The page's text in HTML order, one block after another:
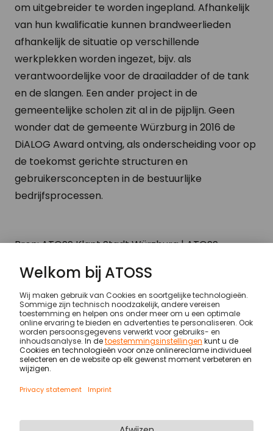
om uitgebreider te worden ingepland. Afhankelijk
van hun kwalificatie kunnen brandweerlieden
afhankelijk de situatie op verschillende
werkplekken worden ingezet, bijv. als
verantwoordelijke voor de draailadder of de tank
en de slangen. Een ander project in de
gemeentelijke scholen zit al in de pijplijn. Geen
wonder dat de gemeente Würzburg in 2016 de
DiALOG Award ontving, als onderscheiding voor op
de toekomst gerichte structuren en
gebruikersconcepten in de bestuurlijke
bedrijfsprocessen.
Bron: ATOSS Klant Stadt Würzburg | ATOSS
Klanten Stadt Würzburg
Imprint General terms and conditions